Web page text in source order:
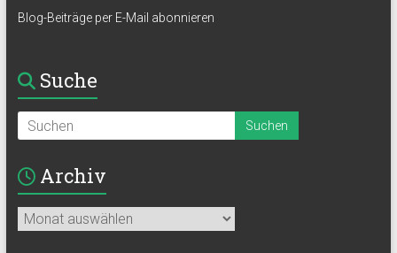
Blog-Beiträge per E-Mail abonnieren
Suche
Archiv
Archiv